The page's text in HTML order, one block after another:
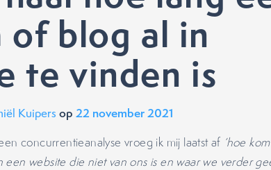
of blog al in
te vinden is
Kuipers op 22 november 2021
concurrentieanalyse vroeg ik mij laatst af ‘hoe
een website die niet van ons is en waar we verder